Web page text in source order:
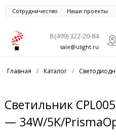
Сотрудничество Наши проекты
8 (499) 322-20-84
sale@ulight.ru
Главная / Каталог /
Светильник
— 34W/5K/